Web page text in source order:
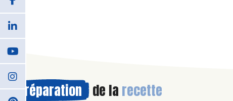
Préparation de la recette